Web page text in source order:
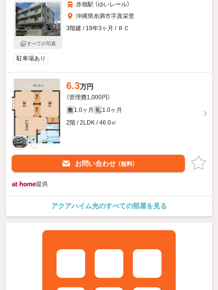
すべての写真
赤嶺駅 （ゆいレール）
沖縄県糸満市字真栄里
3階建 / 19年3ヶ月 / ＲＣ
駐車場あり
6.3万円
（管理費1,000円）
敷 1.0ヶ月 礼 1.0ヶ月
2階 / 2LDK / 46.0㎡
お問い合わせ （無料）
提供
アクアハイム光のすべての部屋を見る